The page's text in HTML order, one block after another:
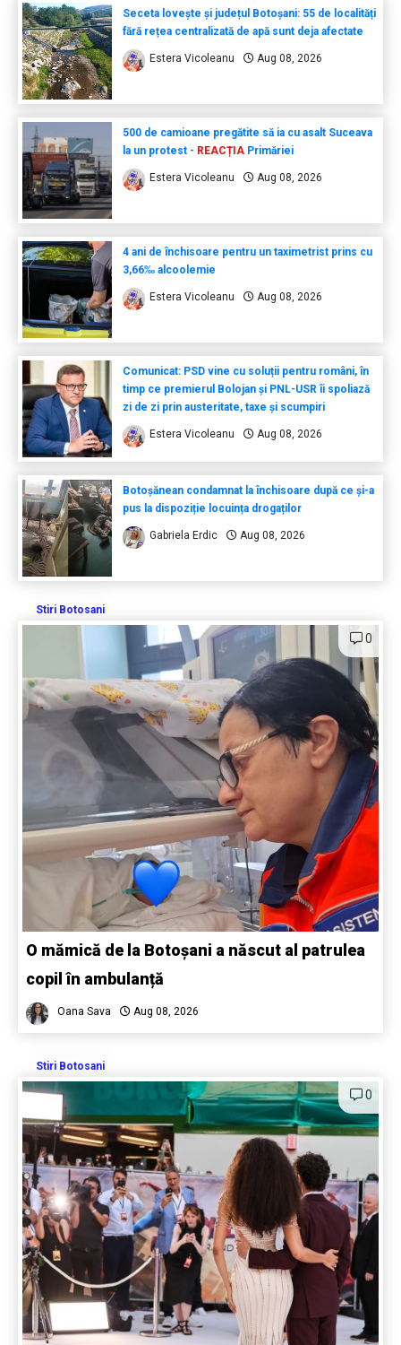
Seceta lovește și județul Botoșani: 55 de localități
fără rețea centralizată de apă sunt deja afectate
Estera Vicoleanu Aug 08, 2026
500 de camioane pregătite să ia cu asalt Suceava
la un protest - REACȚIAPrimăriei
Estera Vicoleanu Aug 08, 2026
4 ani de închisoare pentru un taximetrist prins cu
3,66‰ alcoolemie
Estera Vicoleanu Aug 08, 2026
Comunicat: PSD vine cu soluții pentru români, în
timp ce premierul Bolojan și PNL-USR îi spoliază
zi de zi prin austeritate, taxe și scumpiri
Estera Vicoleanu Aug 08, 2026
Botoșănean condamnat la închisoare după ce și-a
pus la dispoziție locuința drogaților
Gabriela Erdic Aug 08, 2026
Stiri Botosani
0
O mămică de la Botoșani a născut al patrulea
copil în ambulanță
Oana Sava Aug 08, 2026
Stiri Botosani
0